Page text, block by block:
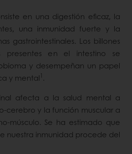
en una digestión eficaz, la
una inmunidad fuerte y la
gastrointestinales. Los billones
presentes en el intestino se
y desempeñan un papel
y mental1.
afecta a la salud mental a
cerebro y la función muscular a
músculo. Se ha estimado que
nuestra inmunidad procede del